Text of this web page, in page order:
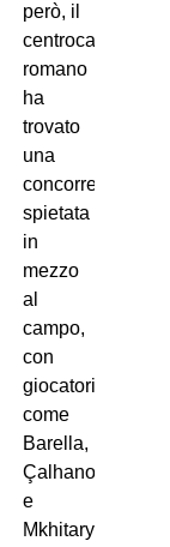
però, il
centrocampista
romano
ha
trovato
una
concorrenza
spietata
in
mezzo
al
campo,
con
giocatori
come
Barella,
Çalhanoğlu
e
Mkhitaryan